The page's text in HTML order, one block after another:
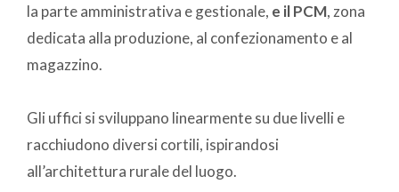
la parte amministrativa e gestionale, e il PCM, zona
dedicata alla produzione, al confezionamento e al
magazzino.
Gli uffici si sviluppano linearmente su due livelli e
racchiudono diversi cortili, ispirandosi
all’architettura rurale del luogo.